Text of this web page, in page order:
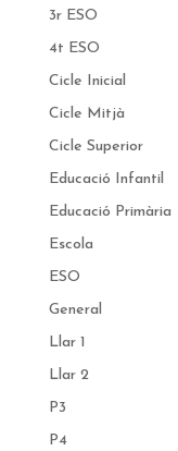
3r ESO
4t ESO
Cicle Inicial
Cicle Mitjà
Cicle Superior
Educació Infantil
Educació Primària
Escola
ESO
General
Llar 1
Llar 2
P3
P4